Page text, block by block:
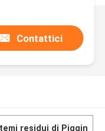
Contattici
residui di Piggin